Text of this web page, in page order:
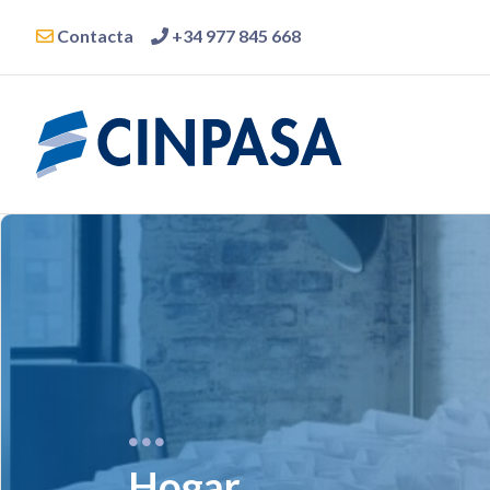
Contacta +34 977 845 668